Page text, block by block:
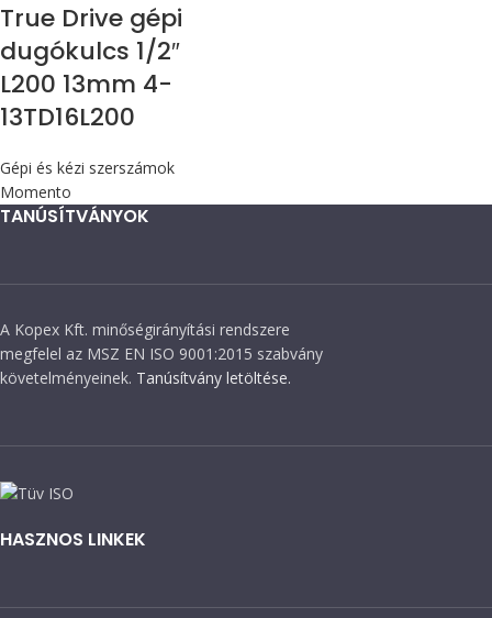
True Drive gépi
dugókulcs 1/2″
L200 13mm 4-
13TD16L200
Gépi és kézi szerszámok
Momento
TANÚSÍTVÁNYOK
A Kopex Kft. minőségirányítási rendszere
megfelel az MSZ EN ISO 9001:2015 szabvány
követelményeinek. Tanúsítvány letöltése.
HASZNOS LINKEK